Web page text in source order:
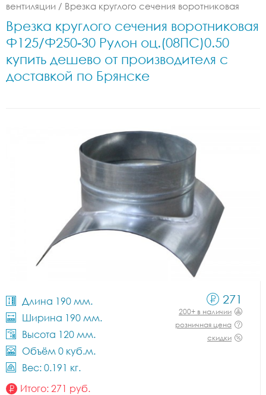
вентиляции / Врезка круглого сечения воротниковая
Врезка круглого сечения воротниковая
Ф125/Ф250-30 Рулон оц.(08ПС)0.50
купить дешево от производителя с
доставкой по Брянске
Длина 190 мм.
Ширина 190 мм.
Высота 120 мм.
Объём 0 куб.м.
Вес: 0.191 кг.
271
200+ в наличии
розничная цена
скидки
Итого: 271 руб.